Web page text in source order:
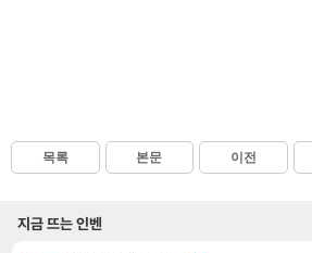
목록 본문 이전
지금 뜨는 인벤